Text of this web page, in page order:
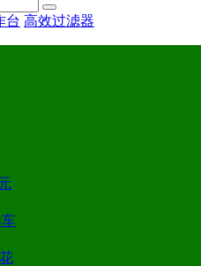
台 高效过滤器